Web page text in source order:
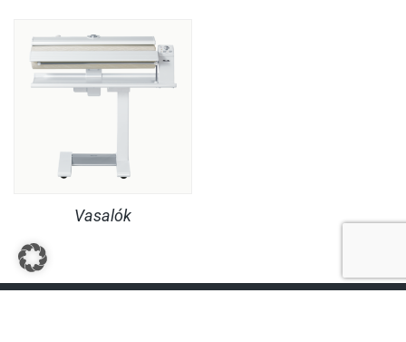
Vasalók